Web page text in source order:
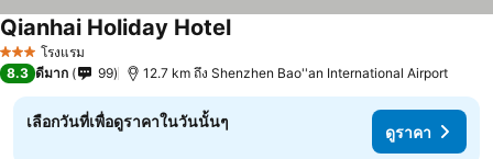
3 ดาว โรงแรม
Qianhai Holiday Hotelดูราคา
8.3 ดีมาก 99 12.7 km ถึง Shenzhen Bao''an International Airport
เลือกวันที่เพื่อดูราคาในวันนั้นๆ
ดูราคา